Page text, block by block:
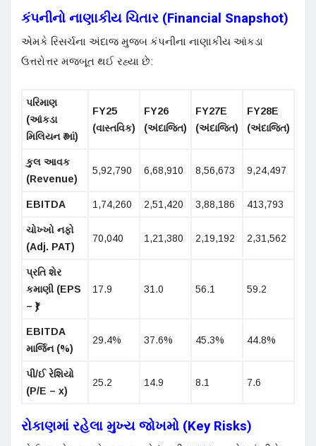
કંપનીનો નાણાકીય ચિતાર (Financial Snapshot)
એમકે રિસર્ચના અંદાજ મુજબ કંપનીના નાણાકીય આંકડા
ઉત્તરોત્તર મજબૂત થઈ રહ્યા છે:
પરિમાણ
(આંકડા
મિલિયન ₹ માં)
FY25
(વાસ્તવિક)
FY26
(અંદાજિત)
FY27E
(અંદાજિત)
FY28E
(અંદાજિત)
કુલ આવક
(Revenue)
5,92,790 6,68,910 8,56,673 9,24,497
EBITDA 1,74,260 2,51,420 3,88,186 413,793
ચોખ્ખો નફો
(Adj. PAT)
70,040 1,21,380 2,19,192 2,31,562
પ્રતિ શેર
કમાણી (EPS
– ₹)
17.9 31.0 56.1 59.2
EBITDA
માર્જિન (%)
29.4% 37.6% 45.3% 44.8%
પી/ઈ રેશિયો
(P/E – x)
25.2 14.9 8.1 7.6
રોકાણમાં રહેલા મુખ્ય જોખમો (Key Risks)